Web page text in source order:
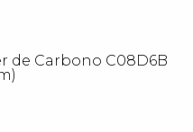
de Carbono C08D6B